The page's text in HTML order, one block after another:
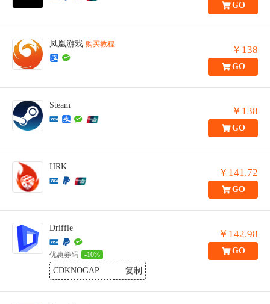
GO
凤凰游戏 购买教程 ￥138
GO
Steam
￥138
GO
HRK
￥141.72
GO
Driffle
优惠券码 -10%
CDKNOGAP 复制
￥142.98
GO